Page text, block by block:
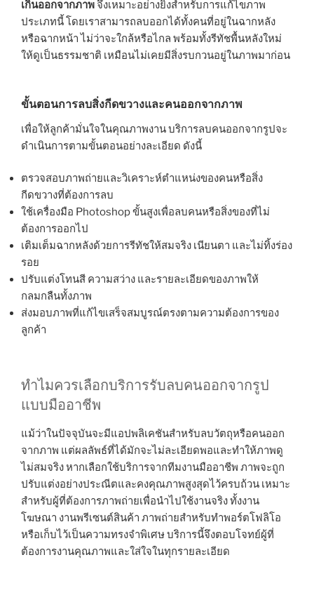
เกินออกจากภาพ จึงเหมาะอย่างยิ่งสำหรับการแก้ไขภาพ
ประเภทนี้ โดยเราสามารถลบออกได้ทั้งคนที่อยู่ในฉากหลัง
หรือฉากหน้า ไม่ว่าจะใกล้หรือไกล พร้อมทั้งรีทัชพื้นหลังใหม่
ให้ดูเป็นธรรมชาติ เหมือนไม่เคยมีสิ่งรบกวนอยู่ในภาพมาก่อน
ขั้นตอนการลบสิ่งกีดขวางและคนออกจากภาพ
เพื่อให้ลูกค้ามั่นใจในคุณภาพงาน บริการลบคนออกจากรูปจะ
ดำเนินการตามขั้นตอนอย่างละเอียด ดังนี้
ตรวจสอบภาพถ่ายและวิเคราะห์ตำแหน่งของคนหรือสิ่ง
กีดขวางที่ต้องการลบ
ใช้เครื่องมือ Photoshop ขั้นสูงเพื่อลบคนหรือสิ่งของที่ไม่
ต้องการออกไป
เติมเต็มฉากหลังด้วยการรีทัชให้สมจริง เนียนตา และไม่ทิ้งร่อง
รอย
ปรับแต่งโทนสี ความสว่าง และรายละเอียดของภาพให้
กลมกลืนทั้งภาพ
ส่งมอบภาพที่แก้ไขเสร็จสมบูรณ์ตรงตามความต้องการของ
ลูกค้า
ทำไมควรเลือกบริการรับลบคนออกจากรูป
แบบมืออาชีพ
แม้ว่าในปัจจุบันจะมีแอปพลิเคชันสำหรับลบวัตถุหรือคนออก
จากภาพ แต่ผลลัพธ์ที่ได้มักจะไม่ละเอียดพอและทำให้ภาพดู
ไม่สมจริง หากเลือกใช้บริการจากทีมงานมืออาชีพ ภาพจะถูก
ปรับแต่งอย่างประณีตและคงคุณภาพสูงสุดไว้ครบถ้วน เหมาะ
สำหรับผู้ที่ต้องการภาพถ่ายเพื่อนำไปใช้งานจริง ทั้งงาน
โฆษณา งานพรีเซนต์สินค้า ภาพถ่ายสำหรับทำพอร์ตโฟลิโอ
หรือเก็บไว้เป็นความทรงจำพิเศษ บริการนี้จึงตอบโจทย์ผู้ที่
ต้องการงานคุณภาพและใส่ใจในทุกรายละเอียด